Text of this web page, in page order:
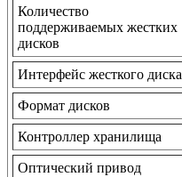
Количество
поддерживаемых жестких
дисков
Интерфейс жесткого диска
Формат дисков
Контроллер хранилища
Оптический привод